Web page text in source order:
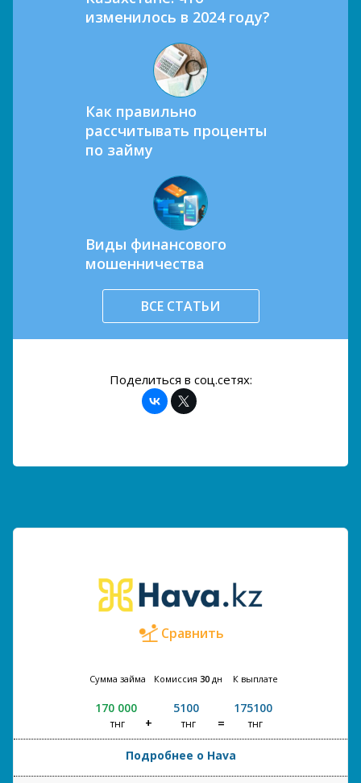
изменилось в 2024 году?
Как правильно
рассчитывать проценты
по займу
Виды финансового
мошенничества
ВСЕ СТАТЬИ
Поделиться в соц.сетях:
Сравнить
Сумма займа
170 000
тнг
Комиссия 30 дн
5100
тнг
К выплате
175100
тнг
Подробнее о Hava